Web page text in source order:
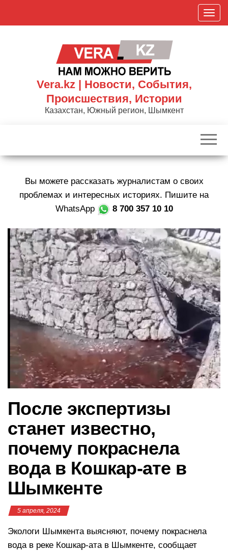
П
о
к
р
в
и
г
а
ц
и
ю
Vera.kz | Новости, События,
Происшествия, Истории
Казахстан, Южный регион, Шымкент
Вы можете рассказать журналистам о своих
проблемах и интересных историях. Пишите на
WhatsApp
8 700 357 10 10
После экспертизы
станет известно,
почему покраснела
вода в Кошкар-ате в
Шымкенте
5 апреля, 2024
Экологи Шымкента выясняют, почему покраснела
вода в реке Кошкар-ата в Шымкенте, сообщает